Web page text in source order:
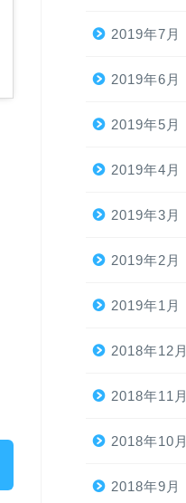
2019年7月
2019年6月
2019年5月
2019年4月
2019年3月
2019年2月
2019年1月
2018年12月
2018年11月
2018年10月
2018年9月